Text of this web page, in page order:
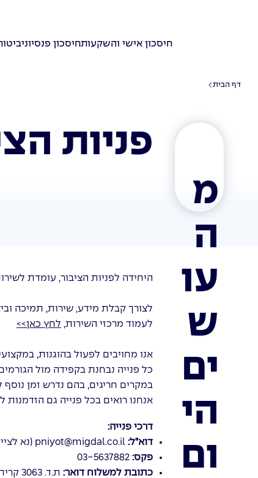
חיסכון אישי והשקעותחיסכון פנסיוני
דף הבית
פניות
היחידה לפניות הציבור, עומדת
לצורך קבלת מידע, שירות, תמיכה
לעמוד מרכזי השירות, לחץ כאן>>
אנו מחויבים לפעול בהוגנות,
כל פנייה נבחנת בקפידה מול הגורמים
במקרים חריגים, בהם נדרש זמן נוסף
אנחנו רואים בכל פנייה גם
דרכי פנייה:
דוא"ל: pniyot@migdal.co.il (נא
פקס:
כתובת למשלוח דואר: ת.ד. 3063 קרית אריה פתח תקווה, מיקוד 4951106.
מ
ה
עו
ש
ים
הי
ום